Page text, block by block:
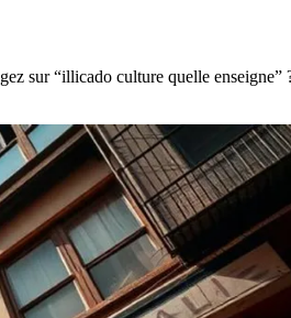
sur “illicado culture quelle